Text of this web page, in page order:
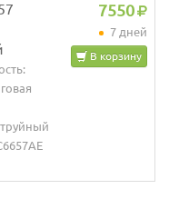
7550
7 дней
В корзину